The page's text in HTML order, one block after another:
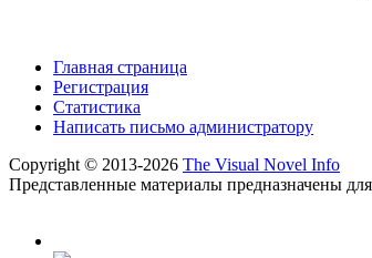
Главная страница
Регистрация
Статистика
Написать письмо администратору
Copyright © 2013-2026 The Visual Novel Info
Представленные материалы предназначены